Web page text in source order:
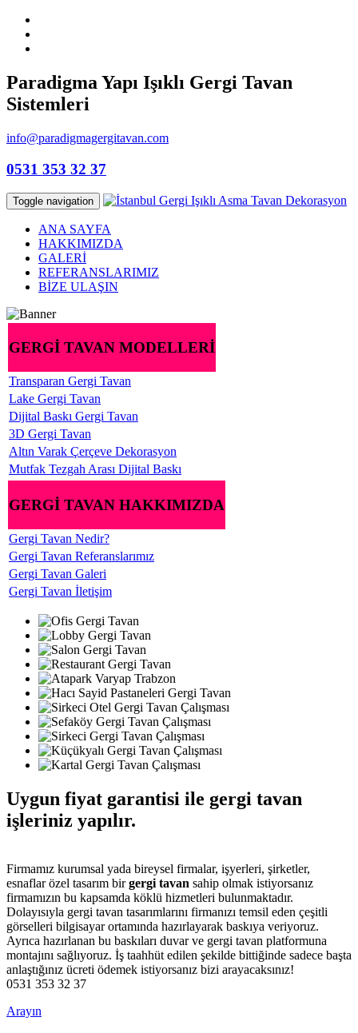
Paradigma Yapı Işıklı Gergi Tavan
Sistemleri
info@paradigmagergitavan.com
0531 353 32 37
Toggle navigation
ANA SAYFA
HAKKIMIZDA
GALERİ
REFERANSLARIMIZ
BİZE ULAŞIN
GERGİ TAVAN MODELLERİ
Transparan Gergi Tavan
Lake Gergi Tavan
Dijital Baskı Gergi Tavan
3D Gergi Tavan
Altın Varak Çerçeve Dekorasyon
Mutfak Tezgah Arası Dijital Baskı
GERGİ TAVAN HAKKIMIZDA
Gergi Tavan Nedir?
Gergi Tavan Referanslarımız
Gergi Tavan Galeri
Gergi Tavan İletişim
Uygun fiyat garantisi ile gergi tavan
işleriniz yapılır.
Firmamız kurumsal yada bireysel firmalar, işyerleri, şirketler,
esnaflar özel tasarım birgergi tavan sahip olmak istiyorsanız
firmamızın bu kapsamda köklü hizmetleri bulunmaktadır.
Dolayısıyla gergi tavan tasarımlarını firmanızı temsil eden çeşitli
görselleri bilgisayar ortamında hazırlayarak baskıya veriyoruz.
Ayrıca hazırlanan bu baskıları duvar ve gergi tavan platformuna
montajını sağlıyoruz. İş taahhüt edilen şekilde bittiğinde sadece başta
anlaştığınız ücreti ödemek istiyorsanız bizi arayacaksınız!
0531 353 32 37
Arayın